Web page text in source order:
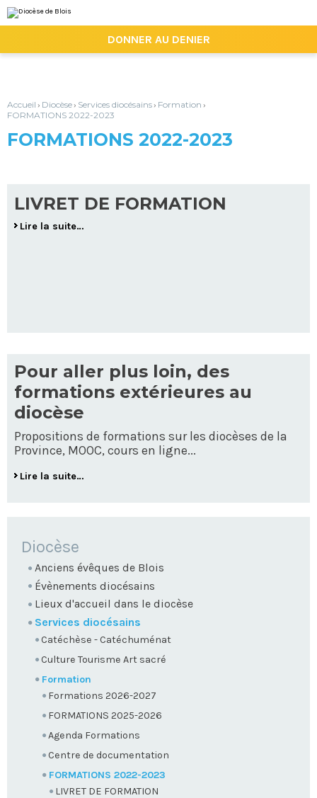
au
contenu.
la
personnels
DONNER AU DENIER
Accueil › Diocèse› Services diocésains› Formation ›
FORMATIONS 2022-2023
FORMATIONS 2022-2023
LIVRET DE FORMATION
Lire la suite…
Pour aller plus loin, des
formations extérieures au
diocèse
Propositions de formations sur les diocèses de la
Province, MOOC, cours en ligne...
Lire la suite…
NAVIGATION
Diocèse
Anciens évêques de Blois
Évènements diocésains
Lieux d'accueil dans le diocèse
Services diocésains
Catéchèse - Catéchuménat
Culture Tourisme Art sacré
Formation
Formations 2026-2027
FORMATIONS 2025-2026
Agenda Formations
Centre de documentation
FORMATIONS 2022-2023
LIVRET DE FORMATION